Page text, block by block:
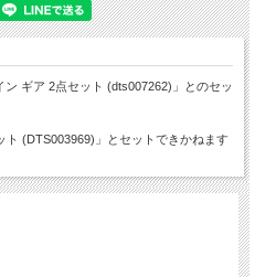
ギア 2点セット (dts007262)」とのセッ
ト (DTS003969)」とセットできかねます